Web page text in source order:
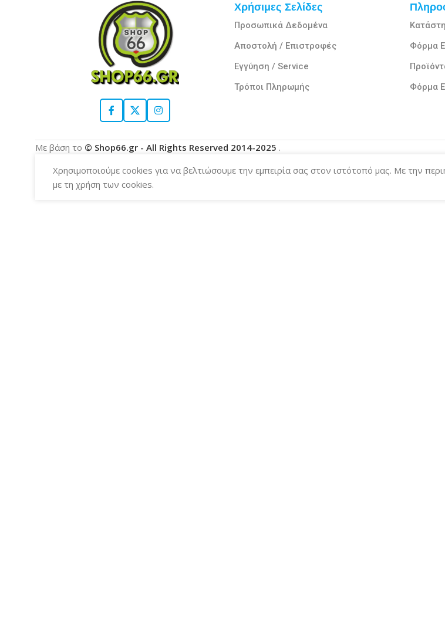
Χρήσιμες Σελίδες
Προσωπικά Δεδομένα
Αποστολή / Επιστροφές
Εγγύηση / Service
Τρόποι Πληρωμής
Φόρμα
Φόρμα
Με βάση το © Shop66.gr - All Rights Reserved 2014-2025 .
Χρησιμοποιούμε cookies για να βελτιώσουμε την εμπειρία σας στον ιστότοπό μας. Με την
με τη χρήση των cookies.